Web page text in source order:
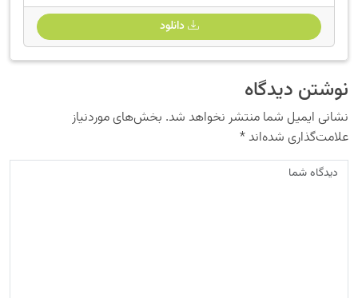
دانلود
نوشتن دیدگاه
نشانی ایمیل شما منتشر نخواهد شد. بخش‌های موردنیاز
علامت‌گذاری شده‌اند*